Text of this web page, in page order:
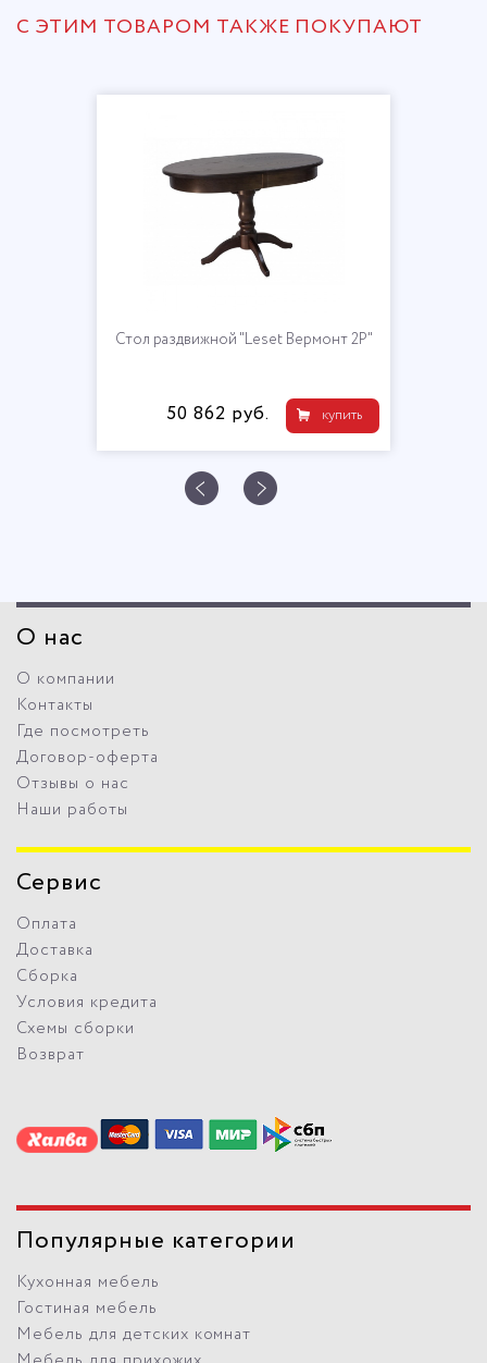
С ЭТИМ ТОВАРОМ ТАКЖЕ ПОКУПАЮТ
Стол раздвижной "Leset Вермонт 2Р"
купить
50 862 руб.
О нас
О компании
Контакты
Где посмотреть
Договор-оферта
Отзывы о нас
Наши работы
Сервис
Оплата
Доставка
Сборка
Условия кредита
Схемы сборки
Возврат
Популярные категории
Кухонная мебель
Гостиная мебель
Мебель для детских комнат